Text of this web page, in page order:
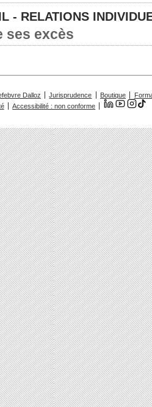
- RELATIONS
ses excès
Dalloz Jurisprudence Boutique
Accessibilité : non conforme